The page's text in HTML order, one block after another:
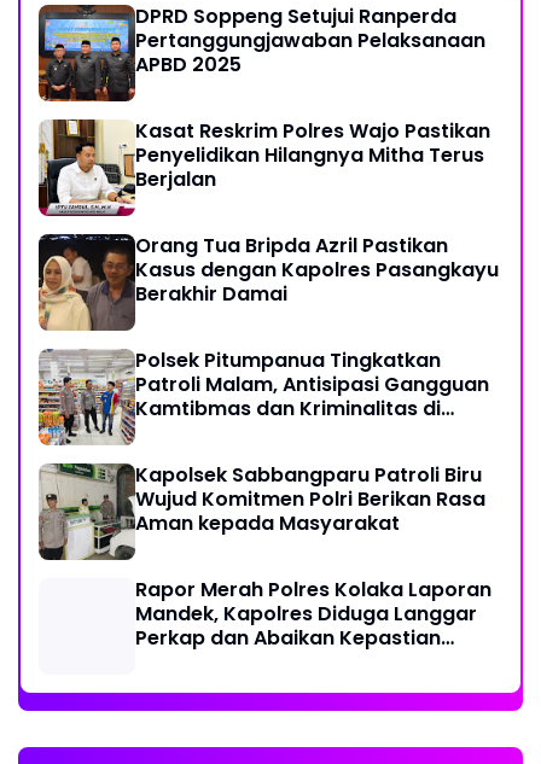
DPRD Soppeng Setujui Ranperda
Pertanggungjawaban Pelaksanaan
APBD 2025
Kasat Reskrim Polres Wajo Pastikan
Penyelidikan Hilangnya Mitha Terus
Berjalan
Orang Tua Bripda Azril Pastikan
Kasus dengan Kapolres Pasangkayu
Berakhir Damai
Polsek Pitumpanua Tingkatkan
Patroli Malam, Antisipasi Gangguan
Kamtibmas dan Kriminalitas di
Kapolsek Sabbangparu Patroli Biru
Wujud Komitmen Polri Berikan Rasa
Aman kepada Masyarakat
Rapor Merah Polres Kolaka Laporan
Mandek, Kapolres Diduga Langgar
Perkap dan Abaikan Kepastian